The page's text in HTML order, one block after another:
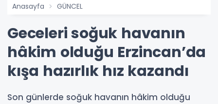
Anasayfa GÜNCEL
Geceleri soğuk havanın
hâkim olduğu Erzincan’da
kışa hazırlık hız kazandı
Son günlerde soğuk havanın hâkim olduğu